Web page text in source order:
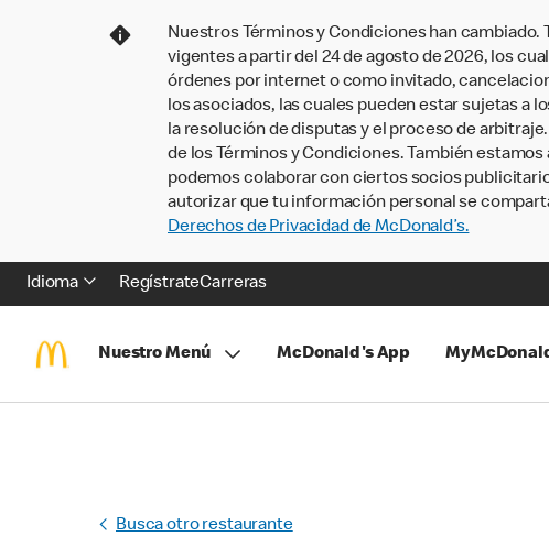
Nuestros Términos y Condiciones han
vigentes a partir del 24 de agosto de 2026, los
órdenes por internet o como invitado,
los asociados, las cuales pueden estar sujetas a
la resolución de disputas y el proceso de
de los Términos y Condiciones. También
podemos colaborar con ciertos socios
autorizar que tu información personal se
Derechos de Privacidad de McDonald’s.
Idioma RegístrateCarreras
Nuestro Menú McDonald's App
Busca otro restaurante